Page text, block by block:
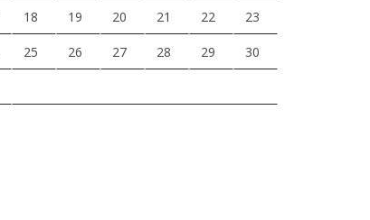
18 19 20 21 22 23
25 26 27 28 29 30